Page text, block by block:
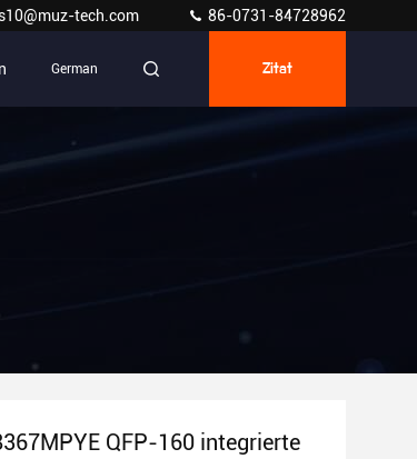
tech.com 86-0731-84728962
German Zitat
QFP-160 integrierte